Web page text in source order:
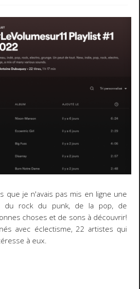
que je n'avais pas mis en ligne une
du rock du punk, de la pop, de
choses et de sons à découvrir!
avec éclectisme, 22 artistes qui
à eux.